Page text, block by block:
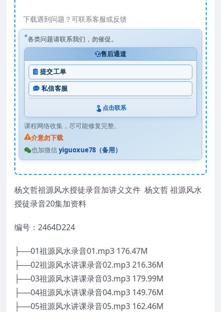
下载遇到问题？可联系客服或反馈
各类问题请联系我们，勿催促。
售后通道
提交工单
私信客服
点击联系
课程网络收集，尽可能修复完整。
介意勿下载
也加微信yiguoxue78（备用）
杨文哲祖源风水授徒录音加讲义文件 杨文哲 祖源风水
授徒录音20集加资料
编号：2464D224
├──01祖源风水录音01.mp3 176.47M
├──02祖源风水讲课录音02.mp3 216.36M
├──03祖源风水讲课录音03.mp3 179.99M
├──04祖源风水讲课录音04.mp3 149.76M
├──05祖源风水讲课录音05.mp3 162.46M